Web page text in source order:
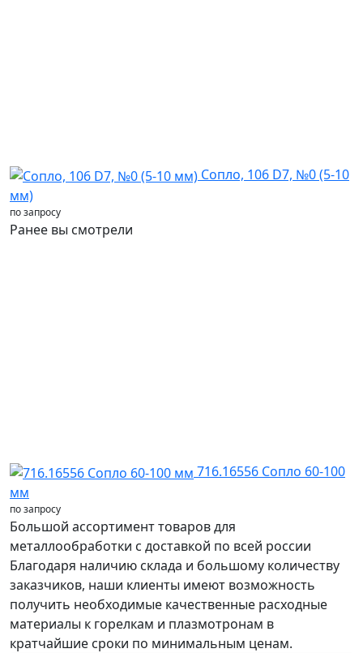
Сопло, 106 D7, №0 (5-10
мм)
по запросу
Ранее вы смотрели
716.16556 Сопло 60-100
мм
по запросу
Большой ассортимент товаров для
металлообработки с доставкой по всей россии
Благодаря наличию склада и большому количеству
заказчиков, наши клиенты имеют возможность
получить необходимые качественные расходные
материалы к горелкам и плазмотронам в
кратчайшие сроки по минимальным ценам.